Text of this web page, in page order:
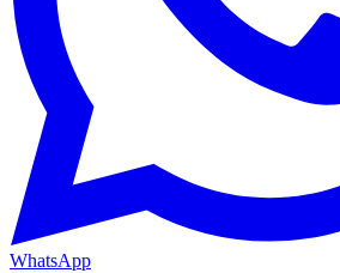
WhatsApp